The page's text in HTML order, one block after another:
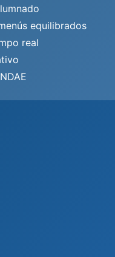
equilibrados
real